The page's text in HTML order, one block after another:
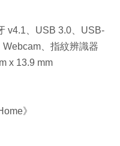
v4.1、USB 3.0、USB-
、指紋辨識器
x 13.9 mm
》